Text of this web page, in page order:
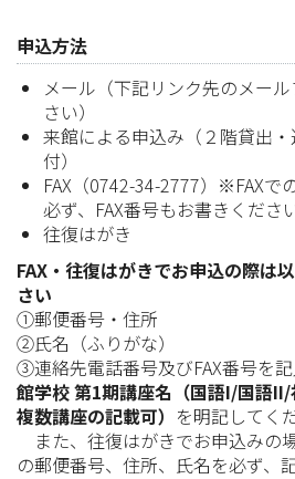
申込方法
メール（下記リンク先のメー
さい）
来館による申込み（２階貸出
付）
FAX（0742-34-2777）※FAXで
必ず、FAX番号もお書きくださ
往復はがき
FAX・往復はがきでお申込の際は
さい
①郵便番号・住所
②氏名（ふりがな）
③連絡先電話番号及びFAX番号を
館学校 第1期講座名（国語I/国語
複数講座の記載可） を明記してく
また、往復はがきでお申込みの
の郵便番号、住所、氏名を必ず、